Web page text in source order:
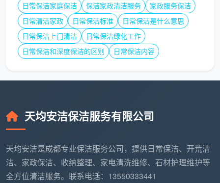
60㎡以
下
3-5
天
硬装撤场后
1-2天
预留1天验收+散
味，次天家具进
100
㎡-150
7-10
全屋定制安
先开荒再装柜
体，避免柜内死
150㎡
以上/复
10-
15天
分层安排，
逐层开荒
每层开荒后及时
覆膜保护，防止
日常保洁家庭保洁
保洁家政清洁服务
家政服务保洁
日常清洁家政
日常保洁标准
日常保洁是什么意思
日常保洁上门清洁
日常保洁绿化工作
日常保洁和深度保洁的区别
日常保洁内容
天均安洁保洁服务有限公司
天均安洁是成都专业保洁服务公司，提供日常保洁、开荒清
洁、家政保洁、收纳整理、家电清洗维修、石材护理维护等
全方位清洁服务。联系电话：13550333441